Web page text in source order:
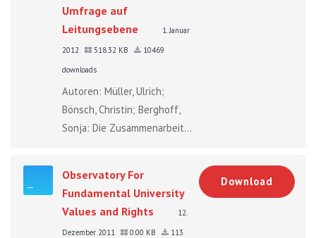
Umfrage auf
Leitungsebene
1. Januar
2012
518.32 KB
10469
downloads
Autoren: Müller, Ulrich;
Bönsch, Christin; Berghoff,
Sonja: Die Zusammenarbeit...
Observatory For
Fundamental University
Values and Rights
12.
Dezember 2011
0.00 KB
113
Download